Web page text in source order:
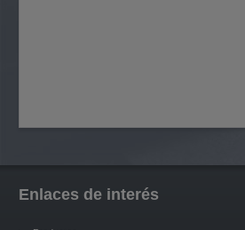
Enlaces de interés